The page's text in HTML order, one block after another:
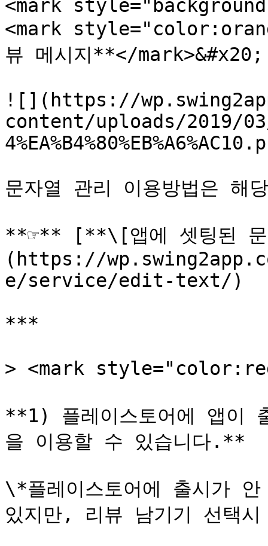
<mark
<mark
뷰 메시지**</mark>&#x20;
![](https://
content/uploads/2019/03/
문자열 관리 이용방법은 해
**☞** [**\[앱에 셋팅된
(https://
e/service/edit-text/)
***
> <mark
**1) 플레이스토어에 앱이
을 이용할 수 있습니다.**
\*플레이스토어에 출시가
있지만, 리뷰 남기기 선택